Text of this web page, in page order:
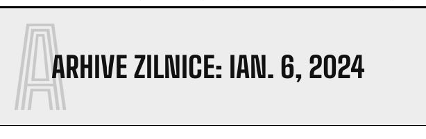
ARHIVE ZILNICE: IAN. 6, 2024
A